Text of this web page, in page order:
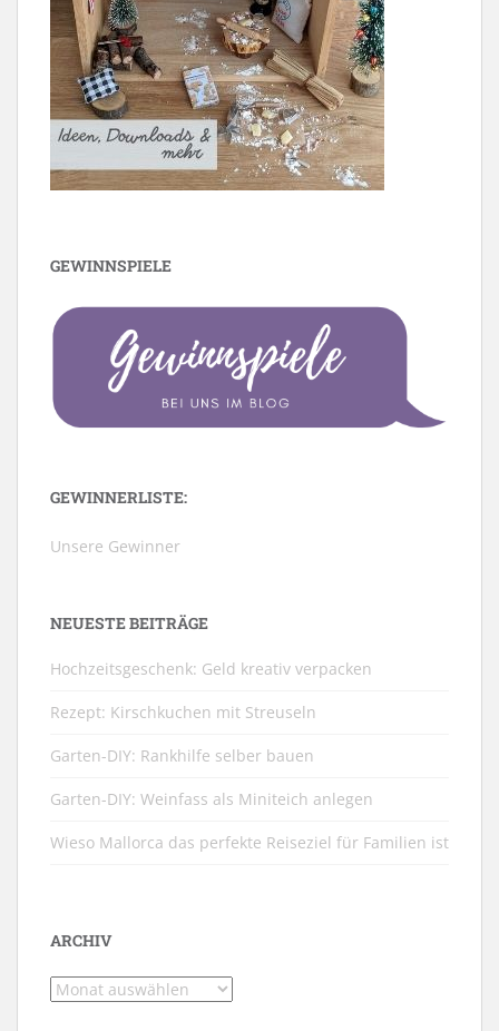
GEWINNSPIELE
GEWINNERLISTE:
Unsere Gewinner
NEUESTE BEITRÄGE
Hochzeitsgeschenk: Geld kreativ verpacken
Rezept: Kirschkuchen mit Streuseln
Garten-DIY: Rankhilfe selber bauen
Garten-DIY: Weinfass als Miniteich anlegen
Wieso Mallorca das perfekte Reiseziel für Familien ist
ARCHIV
Archiv